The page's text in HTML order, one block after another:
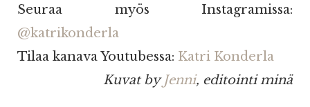
Seuraa myös Instagramissa:
@katrikonderla
Tilaa kanava Youtubessa: Katri Konderla
Kuvat byJenni, editointi minä